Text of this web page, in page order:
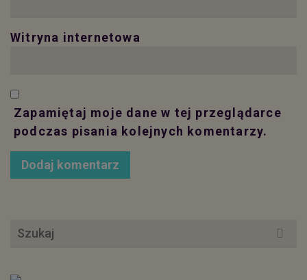
Witryna internetowa
Zapamiętaj moje dane w tej przeglądarce
podczas pisania kolejnych komentarzy.